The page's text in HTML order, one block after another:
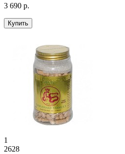
3 690 р.
Купить
1
2628